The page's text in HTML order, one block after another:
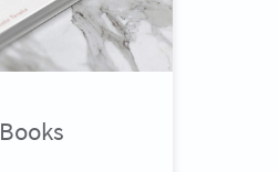
Books